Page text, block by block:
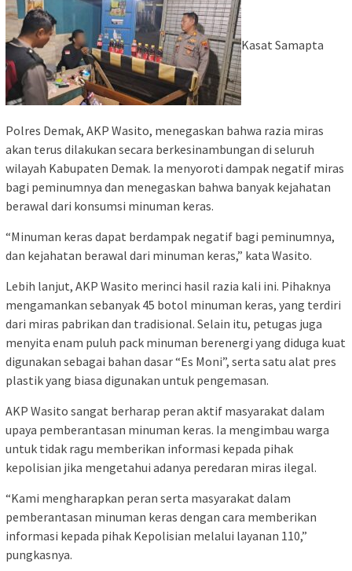
Kasat Samapta
Polres Demak, AKP Wasito, menegaskan bahwa razia miras
akan terus dilakukan secara berkesinambungan di seluruh
wilayah Kabupaten Demak. Ia menyoroti dampak negatif miras
bagi peminumnya dan menegaskan bahwa banyak kejahatan
berawal dari konsumsi minuman keras.
“Minuman keras dapat berdampak negatif bagi peminumnya,
dan kejahatan berawal dari minuman keras,” kata Wasito.
Lebih lanjut, AKP Wasito merinci hasil razia kali ini. Pihaknya
mengamankan sebanyak 45 botol minuman keras, yang terdiri
dari miras pabrikan dan tradisional. Selain itu, petugas juga
menyita enam puluh pack minuman berenergi yang diduga kuat
digunakan sebagai bahan dasar “Es Moni”, serta satu alat pres
plastik yang biasa digunakan untuk pengemasan.
AKP Wasito sangat berharap peran aktif masyarakat dalam
upaya pemberantasan minuman keras. Ia mengimbau warga
untuk tidak ragu memberikan informasi kepada pihak
kepolisian jika mengetahui adanya peredaran miras ilegal.
“Kami mengharapkan peran serta masyarakat dalam
pemberantasan minuman keras dengan cara memberikan
informasi kepada pihak Kepolisian melalui layanan 110,”
pungkasnya.